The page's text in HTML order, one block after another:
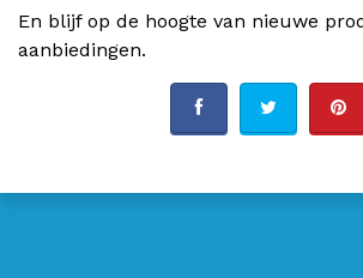
En blijf op de hoogte van nieuwe
aanbiedingen.